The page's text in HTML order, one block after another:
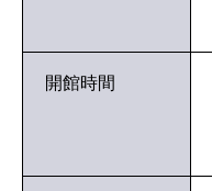
開館時間